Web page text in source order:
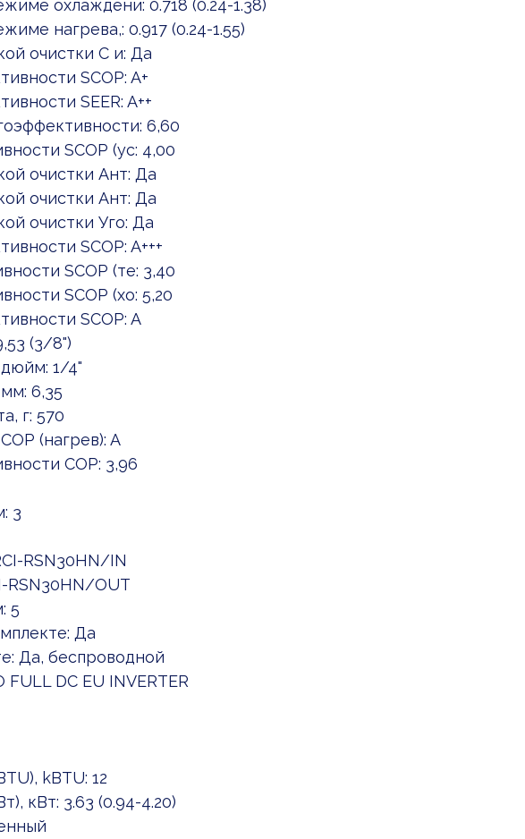
охлаждени: 0.718 (0.24-1.38)
нагрева,: 0.917 (0.24-1.55)
очистки С и: Да
SCOP: A+
SEER: A++
6,60
SCOP (ус: 4,00
очистки Ант: Да
очистки Ант: Да
очистки Уго: Да
SCOP: A+++
SCOP (те: 3,40
SCOP (хо: 5,20
SCOP: A
(3/8")
1/4"
6,35
г: 570
(нагрев): A
COP: 3,96
3
RSN30HN/IN
RSN30HN/OUT
5
Да
Да, беспроводной
FULL DC EU INVERTER
kBTU: 12
кВт: 3.63 (0.94-4.20)